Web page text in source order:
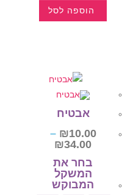
הוספה לסל
אבטיח
₪10.00
–
₪34.00
בחר את
המשקל
המבוקש‎